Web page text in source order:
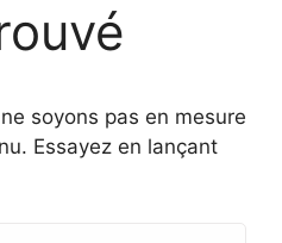
soyons pas en mesure
Essayez en lançant